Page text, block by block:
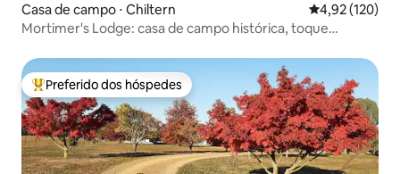
Casa de campo ⋅ Chiltern 4,92 de uma
4,92 (120)
Mortimer's Lodge: casa de campo histórica, toque
Entre os melhores preferidos dos hóspedes
Preferido dos hóspedes